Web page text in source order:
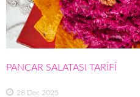
PANCAR SALATASI TARİFİ
28 Dec 2025